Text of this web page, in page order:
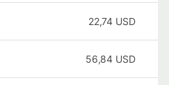
22,74 USD
56,84 USD